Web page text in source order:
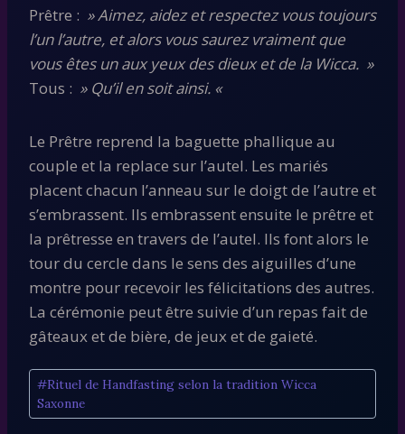
Prêtre : » Aimez, aidez et respectez vous toujours
l’un l’autre, et alors vous saurez vraiment que
vous êtes un aux yeux des dieux et de la Wicca. »
Tous : » Qu’il en soit ainsi. «
Le Prêtre reprend la baguette phallique au
couple et la replace sur l’autel. Les mariés
placent chacun l’anneau sur le doigt de l’autre et
s’embrassent. Ils embrassent ensuite le prêtre et
la prêtresse en travers de l’autel. Ils font alors le
tour du cercle dans le sens des aiguilles d’une
montre pour recevoir les félicitations des autres.
La cérémonie peut être suivie d’un repas fait de
gâteaux et de bière, de jeux et de gaieté.
Étiquettes
de
la
#Rituel de Handfasting selon la tradition Wicca
Saxonne